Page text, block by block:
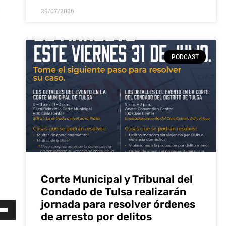
29/07/2026
PODCAST
Corte Municipal y Tribunal del
Condado de Tulsa realizarán
jornada para resolver órdenes
de arresto por delitos